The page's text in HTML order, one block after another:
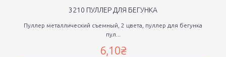
3210 ПУЛЛЕР ДЛЯ БЕГУНКА
Пуллер металлический съемный, 2 цвета, пуллер для бегунка
пул...
6,10₴